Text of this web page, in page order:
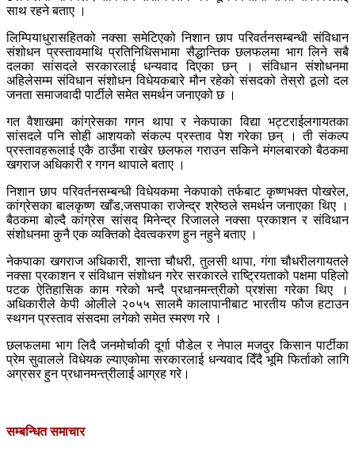
साथ रहने बताए ।
लिम्पियाधुरासहितको नक्सा समेटिएको निशान छाप परिवर्तनसम्बन्धी संविधान
संशोधन प्रस्तावमाथि प्रतिनिधिसभामा सैद्धान्तिक छलफलमा भाग लिने सबै
दलका सांसदले सरकारलाई धन्यवाद दिएका छन् । संविधान संशोधनमा
अहिलेसम्म संविधान संशोधन विधेयकबारे मौन रहेको संसदको तेस्रो ठूलो दल
जनता समाजवादी पार्टीले समेत समर्थन जनाएको छ ।
गत वैशाखमा कांग्रेसका गगन थापा र नेकपाका विद्या भट्टराईलगायतका
सांसदले पनि सोही आशयको संकल्प प्रस्ताव पेश गरेका छन् । ती संकल्प
प्रस्तावहरूलाई एकै ठाउँमा राखेर छलफल गराउन सकिने मंगलबारको बैठकमा
खगराज अधिकारी र गगन थापाले बताए ।
निशान छाप परिवर्तनसम्बन्धी विधेयकमा नेकपाको तर्फबाट कृष्णभक्त पोखरेल,
कांग्रेसका बालकृष्ण खाँड,जसपाका राजेन्द्र श्रेष्ठले समर्थन जनाएका थिए ।
बैठकमा बोल्दै कांग्रेस सांसद मिनेन्द्र रिजालले नक्सा प्रकाशन र संविधान
संशोधनमा कुनै एक व्यक्तिको देवत्वकरण हुन नहुने बताए ।
नेकपाका खगराज अधिकारी, शान्ता चौधरी, तुलसी थापा, गंगा चौधरीलगायतले
नक्सा प्रकाशन र संविधान संशोधन गरेर सरकारले राष्ट्रियताको पक्षमा पहिलो
पटक ऐतिहासिक काम गरेको भन्दै प्रधानमन्त्रीको प्रशंसा गरेका थिए ।
अधिकारीले केपी ओलीले २०५५ सालमै कालापानीबाट भारतीय फौज हटाउन
स्थगन प्रस्ताव संसदमा लगेको समेत स्मरण गरे ।
छलफलमा भाग लिदै जनमोर्चाकी दूर्गा पौडेल र नेपाल मजदुर किसान पार्टीका
प्रेम सुवालले विधेयक ल्याएकोमा सरकारलाई धन्यवाद दिँदै भूमि फिर्ताको लागि
अग्रसर हुन प्रधानमन्त्रीलाई आग्रह गरे।
सम्बन्धित समाचार